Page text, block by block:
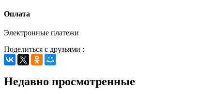
Оплата
Электронные платежи
Поделиться с друзьями :
Недавно просмотренные